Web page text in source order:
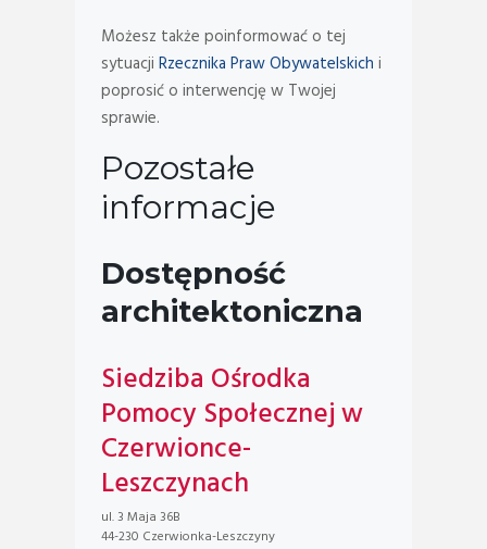
Możesz także poinformować o tej
sytuacji Rzecznika Praw Obywatelskich i
poprosić o interwencję w Twojej
sprawie.
Pozostałe
informacje
Dostępność
architektoniczna
Siedziba Ośrodka
Pomocy Społecznej w
Czerwionce-
Leszczynach
ul. 3 Maja 36B
44-230 Czerwionka-Leszczyny